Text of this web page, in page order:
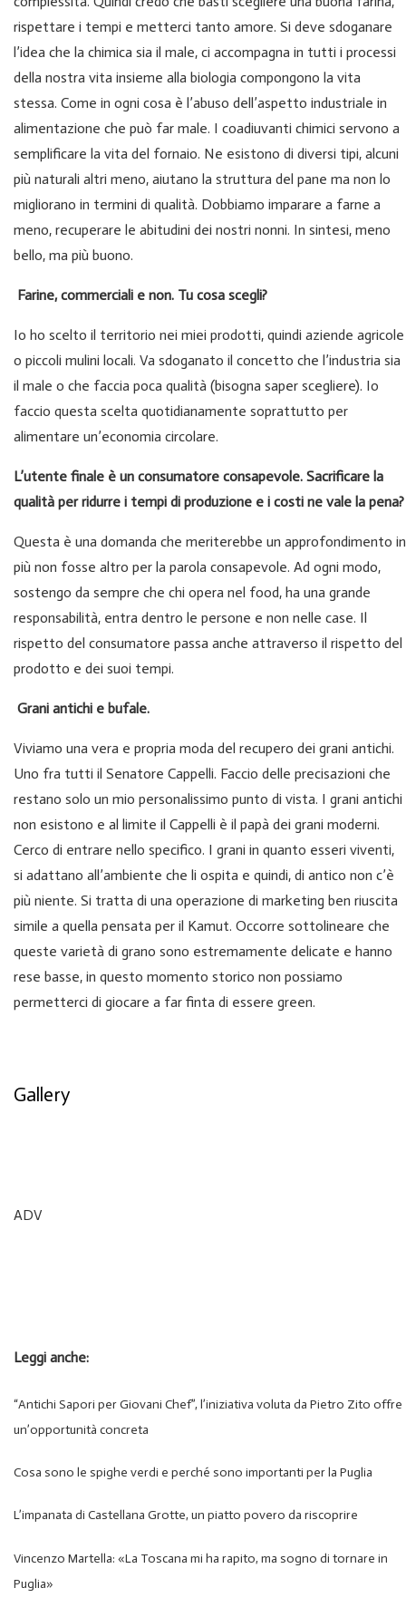
rispettare i tempi e metterci tanto amore. Si deve sdoganare
l’idea che la chimica sia il male, ci accompagna in tutti i processi
della nostra vita insieme alla biologia compongono la vita
stessa. Come in ogni cosa è l’abuso dell’aspetto industriale in
alimentazione che può far male. I coadiuvanti chimici servono a
semplificare la vita del fornaio. Ne esistono di diversi tipi, alcuni
più naturali altri meno, aiutano la struttura del pane ma non lo
migliorano in termini di qualità. Dobbiamo imparare a farne a
meno, recuperare le abitudini dei nostri nonni. In sintesi, meno
bello, ma più buono.
Farine, commerciali e non. Tu cosa scegli?
Io ho scelto il territorio nei miei prodotti, quindi aziende agricole
o piccoli mulini locali. Va sdoganato il concetto che l’industria sia
il male o che faccia poca qualità (bisogna saper scegliere). Io
faccio questa scelta quotidianamente soprattutto per
alimentare un’economia circolare.
L’utente finale è un consumatore consapevole. Sacrificare la
qualità per ridurre i tempi di produzione e i costi ne vale la pena?
Questa è una domanda che meriterebbe un approfondimento in
più non fosse altro per la parola consapevole. Ad ogni modo,
sostengo da sempre che chi opera nel food, ha una grande
responsabilità, entra dentro le persone e non nelle case. Il
rispetto del consumatore passa anche attraverso il rispetto del
prodotto e dei suoi tempi.
Grani antichi e bufale.
Viviamo una vera e propria moda del recupero dei grani antichi.
Uno fra tutti il Senatore Cappelli. Faccio delle precisazioni che
restano solo un mio personalissimo punto di vista. I grani antichi
non esistono e al limite il Cappelli è il papà dei grani moderni.
Cerco di entrare nello specifico. I grani in quanto esseri viventi,
si adattano all’ambiente che li ospita e quindi, di antico non c’è
più niente. Si tratta di una operazione di marketing ben riuscita
simile a quella pensata per il Kamut. Occorre sottolineare che
queste varietà di grano sono estremamente delicate e hanno
rese basse, in questo momento storico non possiamo
permetterci di giocare a far finta di essere green.
Gallery
ADV
Leggi anche:
“Antichi Sapori per Giovani Chef”, l’iniziativa voluta da Pietro Zito offre
un’opportunità concreta
Cosa sono le spighe verdi e perché sono importanti per la Puglia
L’impanata di Castellana Grotte, un piatto povero da riscoprire
Vincenzo Martella: «La Toscana mi ha rapito, ma sogno di tornare in
Puglia»